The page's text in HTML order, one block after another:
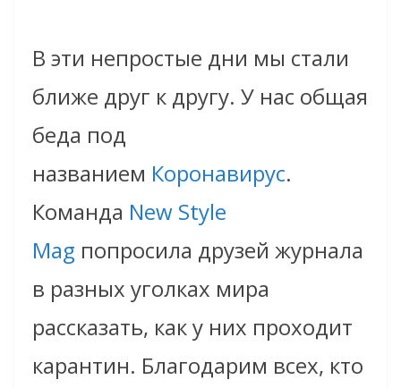
В эти непростые дни мы cтали
ближе друг к другу. У нас общая
беда под
названием Коронавирус.
Команда New Style
Mag попросила друзей журнала
в разных уголках мира
рассказать, как у них проходит
карантин. Благодарим всех, кто